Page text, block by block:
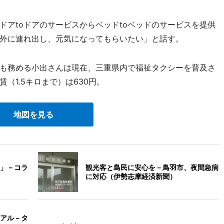
toドアのサービスからベッドtoベッドのサービスを提供
連れ出し、元気になってもらいたい」と話す。
める小出さんは現在、三重県内で福祉タクシーを普及さ
（1.5キロまで）は630円。
地図を見る
－コラ
観光客と島民に安心を－鳥羽市、夜間急病
に対応（伊勢志摩経済新聞）
ル－タ